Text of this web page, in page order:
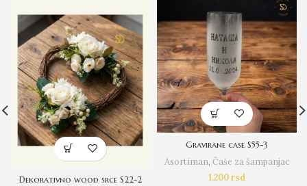
Dekorativno wood srce S22-2
Gravirane case S55-3
Asortiman, Čaše za šampanjac
1.200rsd